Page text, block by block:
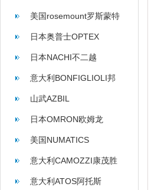
美国rosemount罗斯蒙特
日本奥普士OPTEX
日本NACHI不二越
意大利BONFIGLIOLI邦
飞利
山武AZBIL
日本OMRON欧姆龙
美国NUMATICS
意大利CAMOZZI康茂胜
意大利ATOS阿托斯